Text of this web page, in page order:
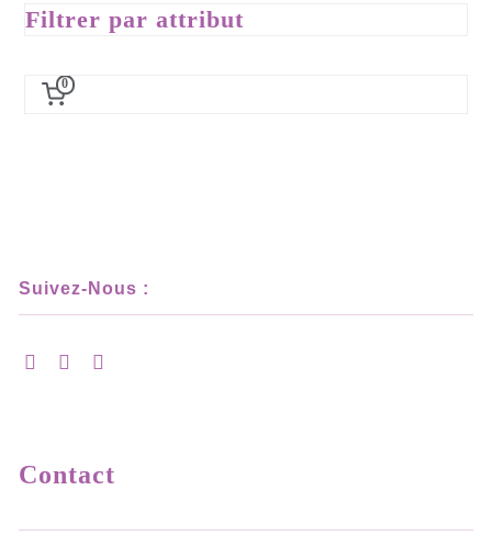
Filtrer par attribut
0
Suivez-Nous :
Contact